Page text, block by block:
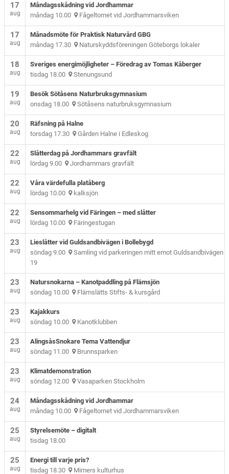
17
aug
Måndagsskådning vid Jordhammar
måndag 10.00 Fågeltornet vid Jordhammarsviken
17
aug
Månadsmöte för Praktisk Naturvård GBG
måndag 17.30 Naturskyddsföreningen Göteborgs lokaler
18
aug
Sveriges energimöjligheter – Föredrag av Tomas Kåberger
tisdag 18.00 Stenungsund
19
aug
Besök Sötåsens Naturbruksgymnasium
onsdag 18.00 Sötåsens naturbruksgymnasium
20
aug
Räfsning på Halne
torsdag 17.30 Gården Halne i Edleskog
22
aug
Slåtterdag på Jordhammars gravfält
lördag 9.00 Jordhammars gravfält
22
aug
Våra värdefulla platåberg
lördag 10.00 kalksjön
22
aug
Sensommarhelg vid Färingen – med slåtter
lördag 10.00 Färingestugan
23
aug
Lieslåtter vid Guldsandbivägen i Bollebygd
söndag 9.00 Samling vid parkeringen mitt emot Guldsandbivägen
19
23
aug
Natursnokarna – Kanotpaddling på Flämsjön
söndag 10.00 Flämslätts Stifts- & kursgård
23
aug
Kajakkurs
söndag 10.00 Kanotklubben
23
aug
AlingsåsSnokare Tema Vattendjur
söndag 11.00 Brunnsparken
23
aug
Klimatdemonstration
söndag 12.00 Vasaparken Stockholm
24
aug
Måndagsskådning vid Jordhammar
måndag 10.00 Fågeltornet vid Jordhammarsviken
25
aug
Styrelsemöte – digitalt
tisdag 18.00
25
aug
Energi till varje pris?
tisdag 18.30 Mimers kulturhus